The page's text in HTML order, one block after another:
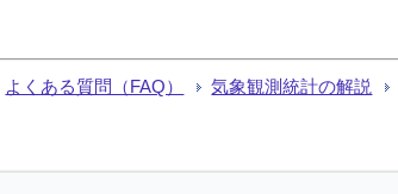
よくある質問（FAQ） 気象観測統計の解説